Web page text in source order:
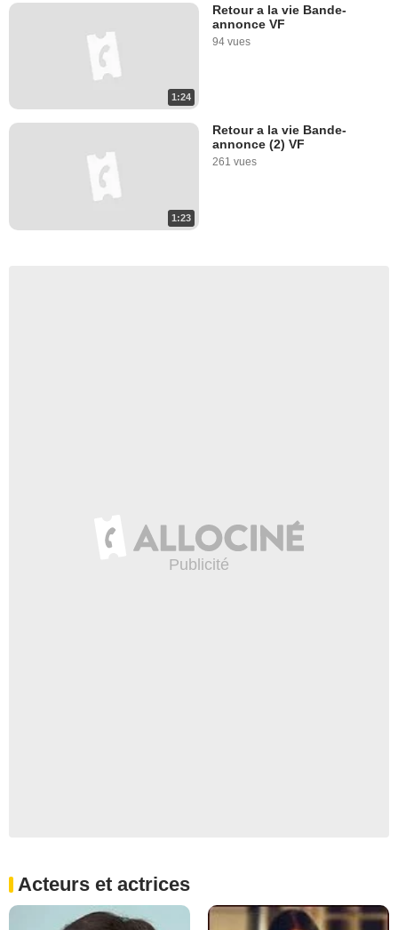
1:24
Retour a la vie Bande-
annonce VF
94 vues
1:23
Retour a la vie Bande-
annonce (2) VF
261 vues
Acteurs et actrices